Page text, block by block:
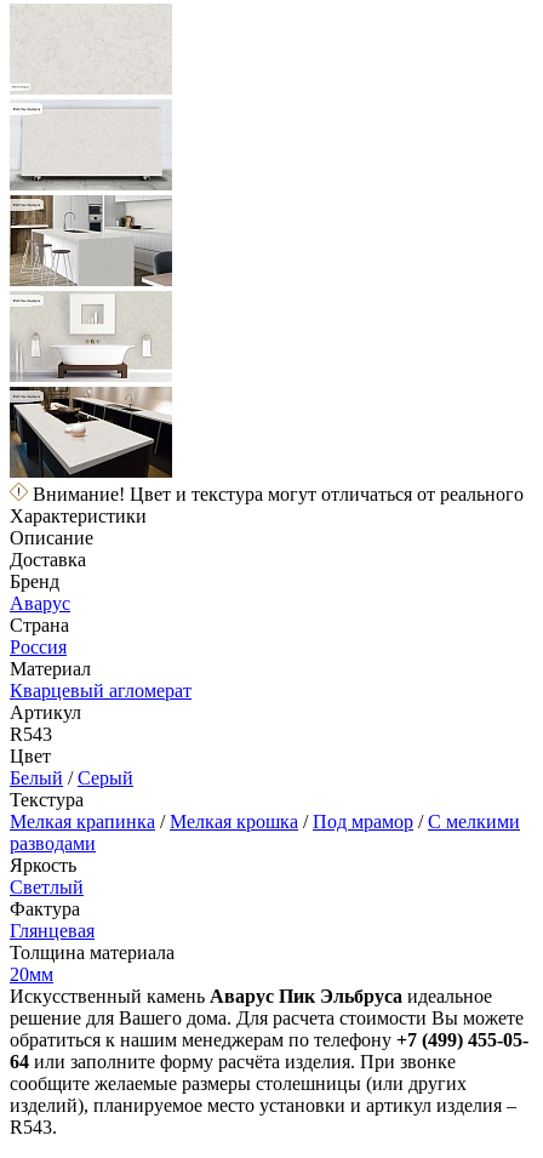
Внимание! Цвет и текстура могут отличаться от реального
Характеристики
Описание
Доставка
Бренд
Аварус
Страна
Россия
Материал
Кварцевый агломерат
Артикул
R543
Цвет
Белый /Серый
Текстура
Мелкая крапинка /Мелкая крошка /Под мрамор /С мелкими
разводами
Яркость
Светлый
Фактура
Глянцевая
Толщина материала
20мм
Искусственный камень Аварус Пик Эльбруса идеальное
решение для Вашего дома. Для расчета стоимости Вы можете
обратиться к нашим менеджерам по телефону +7 (499) 455-05-
64 или заполните форму расчёта изделия. При звонке
сообщите желаемые размеры столешницы (или других
изделий), планируемое место установки и артикул изделия –
R543.